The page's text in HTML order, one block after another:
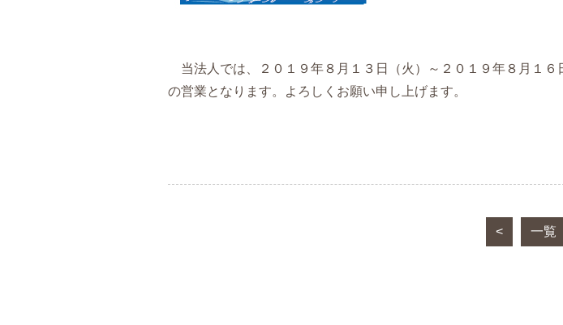
当法人では、２０１９年８月１３日（火）～２０１９年８月１
の営業となります。よろしくお願い申し上げます。
< 一覧